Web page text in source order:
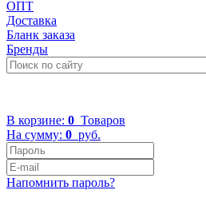
ОПТ
Доставка
Бланк заказа
Бренды
В корзине: 0 Товаров
На сумму: 0 руб.
Напомнить пароль?